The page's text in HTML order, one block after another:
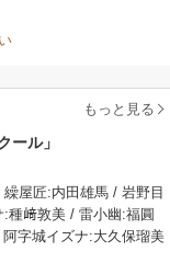
もっと見る
ール」
屋匠:内田雄馬 / 岩野目
種﨑敦美 / 雷小幽:福圓
字城イズナ:大久保瑠美